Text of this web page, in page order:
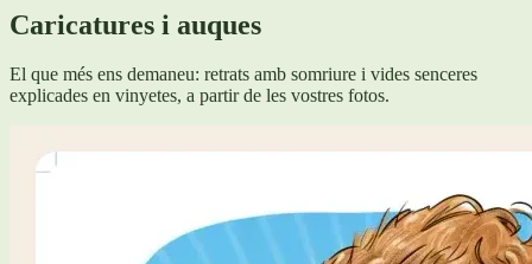
Caricatures i auques
El que més ens demaneu: retrats amb somriure i vides senceres
explicades en vinyetes, a partir de les vostres fotos.